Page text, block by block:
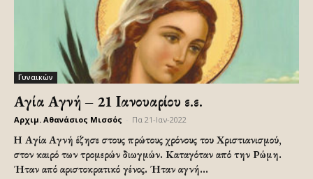
Γυναικών
Αγία Αγνή – 21 Ιανουαρίου ε.ε.
Αρχιμ. Αθανάσιος Μισσός Πα 21-Ιαν-2022
Η Αγία Αγνή έζησε στους πρώτους χρόνους του Χριστιανισμού,
στον καιρό των τρομερών διωγμών. Καταγόταν από την Ρώμη.
Ήταν από αριστοκρατικό γένος. Ήταν αγνή...